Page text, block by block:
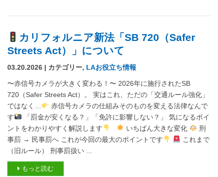
カリフォルニア新法「SB 720（Safer
Streets Act）」について
03.20.2026 | カテゴリー, LAお役立ち情報
〜赤信号カメラが大きく変わる！〜 2026年に施行されたSB
720（Safer Streets Act）。 実はこれ、ただの「交通ルール強化」
ではなく…
赤信号カメラの仕組みそのものを変える法律なんで
す
「罰金が安くなる？」「免許に影響しない？」 気になるポイ
ントをわかりやすく解説します
いちばん大きな変化
刑
事罰 → 民事罰へ これが今回の最大のポイントです
これまで
（旧ルール） 刑事罰扱い ...
もっと読む